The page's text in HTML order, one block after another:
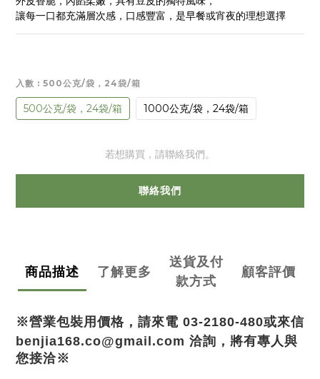
讓每一口都充滿層次感，口感豐富，是早餐或宵夜的理想選擇
入數 : 500公克/袋，24袋/箱
500公克/袋，24袋/箱 1000公克/袋，24袋/箱
若想購買，請聯絡我們。
聯絡我們
商品描述 了解更多
送貨及付
款方式
顧客評價
※營業包裝用價格，請來電 03-2180-480或來信
benjia168.co@gmail.com 洽詢，將有專人與
您接洽※